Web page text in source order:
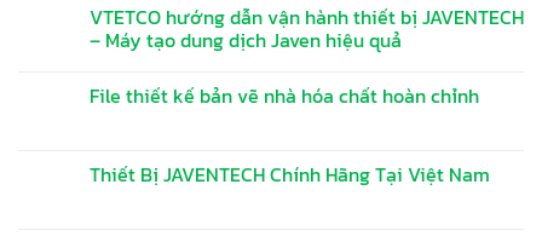
VTETCO hướng dẫn vận hành thiết bị JAVENTECH
– Máy tạo dung dịch Javen hiệu quả
File thiết kế bản vẽ nhà hóa chất hoàn chỉnh
Thiết Bị JAVENTECH Chính Hãng Tại Việt Nam